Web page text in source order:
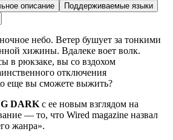
описание
Поддерживаемые языки
небо. Ветер бушует за тонкими
хижины. Вдалеке воет волк.
в рюкзаке, вы со вздохом
отключения
еще вы сможете выжить?
DARK с ее новым взглядом на
— то, что Wired magazine назвал
жанра».